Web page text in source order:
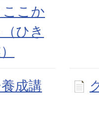
こか
ひき
成講